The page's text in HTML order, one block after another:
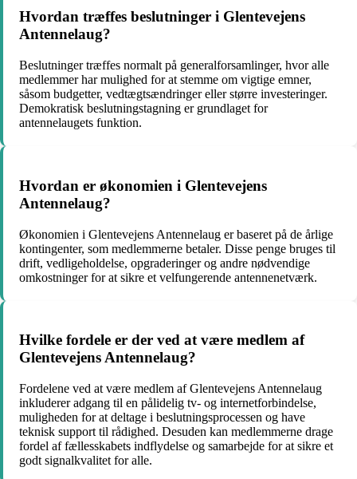
Hvordan træffes beslutninger i Glentevejens
Antennelaug?
Beslutninger træffes normalt på generalforsamlinger, hvor alle
medlemmer har mulighed for at stemme om vigtige emner,
såsom budgetter, vedtægtsændringer eller større investeringer.
Demokratisk beslutningstagning er grundlaget for
antennelaugets funktion.
Hvordan er økonomien i Glentevejens
Antennelaug?
Økonomien i Glentevejens Antennelaug er baseret på de årlige
kontingenter, som medlemmerne betaler. Disse penge bruges til
drift, vedligeholdelse, opgraderinger og andre nødvendige
omkostninger for at sikre et velfungerende antennenetværk.
Hvilke fordele er der ved at være medlem af
Glentevejens Antennelaug?
Fordelene ved at være medlem af Glentevejens Antennelaug
inkluderer adgang til en pålidelig tv- og internetforbindelse,
muligheden for at deltage i beslutningsprocessen og have
teknisk support til rådighed. Desuden kan medlemmerne drage
fordel af fællesskabets indflydelse og samarbejde for at sikre et
godt signalkvalitet for alle.